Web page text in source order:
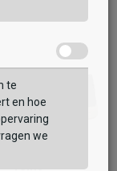
Toms
te
en hoe
we